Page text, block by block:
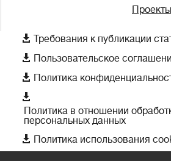
Проекты
 Требования к публикации
 Пользовательское
 Политика

Политика в отношении
персональных данных
 Политика использования